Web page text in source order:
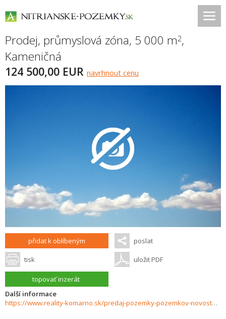
Prodej, průmyslová zóna, 5 000 m2,
Kameničná
124 500,00 EUR navrhnout cenu
přidat k oblíbeným poslat
tisk uložit PDF
topovať inzerát
Další informace
https://www.reality-komarno.sk/predaj-pozemky-pozemkov-novostavby/Pozemok-na-predaj-Kamenicna-36137/?utm_source=areality&utm_medium=xml&utm_term=36137&utm_content=chalupa&utm_campaign=portaly